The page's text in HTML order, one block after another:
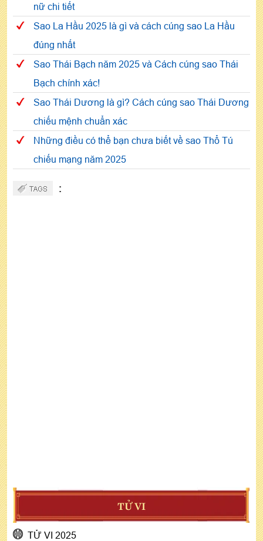
nữ chi tiết
Sao La Hầu 2025 là gì và cách cúng sao La Hầu
đúng nhất
Sao Thái Bạch năm 2025 và Cách cúng sao Thái
Bạch chính xác!
Sao Thái Dương là gì? Cách cúng sao Thái Dương
chiếu mệnh chuẩn xác
Những điều có thể bạn chưa biết về sao Thổ Tú
chiếu mạng năm 2025
:
TỬ VI
TỬ VI 2025